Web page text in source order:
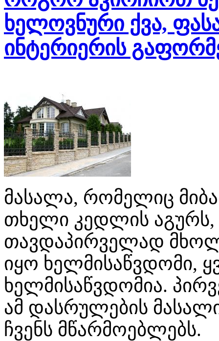
ხელოვნური ქვა,
ინტერიერის
მასალა, რომელიც
თხელი კედლის
თავდაპირველად
იყო ხელმისაწვდომი,
ხელმისაწვდომია.
ამ დასრულების
ჩვენს მწარმოებლებს.